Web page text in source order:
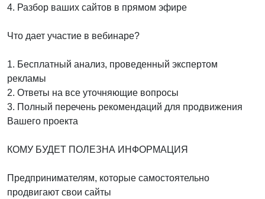
4. Разбор ваших сайтов в прямом эфире
Что дает участие в вебинаре?
1. Бесплатный анализ, проведенный экспертом
рекламы
2. Ответы на все уточняющие вопросы
3. Полный перечень рекомендаций для продвижения
Вашего проекта
КОМУ БУДЕТ ПОЛЕЗНА ИНФОРМАЦИЯ
Предпринимателям, которые самостоятельно
продвигают свои сайты